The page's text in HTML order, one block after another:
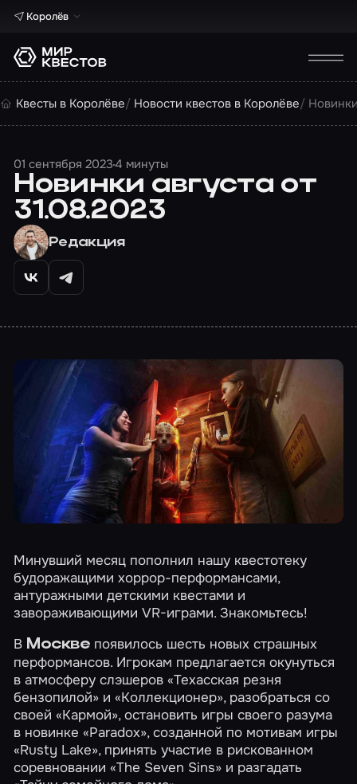
Королёв
Квесты в Королёве Новости квестов в Королёве
01 сентября 20234 минуты
Новинки августа от
31.08.2023
Редакция
Минувший месяц пополнил нашу квестотеку
будоражащими хоррор-перформансами,
антуражными детскими квестами и
завораживающими VR-играми. Знакомьтесь!
В Москвепоявилось шесть новых страшных
перформансов. Игрокам предлагается окунуться
в атмосферу слэшеров«Техасская резня
бензопилой» и«Коллекционер», разобраться со
своей«Кармой», остановить игры своего разума
в новинке«Paradox», созданной по мотивам игры
«Rusty Lake», принять участие в рискованном
соревновании«The Seven Sins» и разгадать